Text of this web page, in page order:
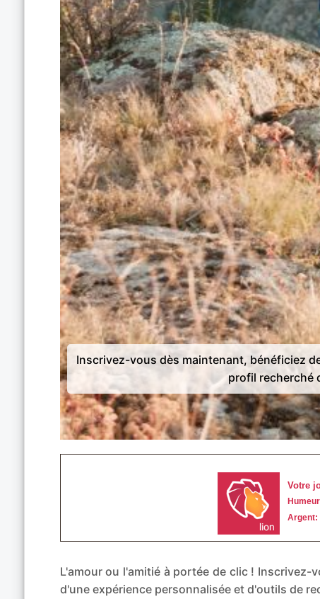
Inscrivez-vous dès maintenant, bénéficiez
profil recherché
L'amour ou l'amitié à portée de clic ! Inscrivez-
d'une expérience personnalisée et d'outils de